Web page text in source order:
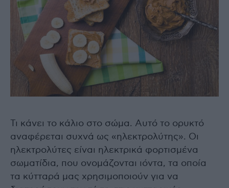
Τι κάνει το κάλιο στο σώμα. Αυτό το ορυκτό
αναφέρεται συχνά ως «ηλεκτρολύτης». Οι
ηλεκτρολύτες είναι ηλεκτρικά φορτισμένα
σωματίδια, που ονομάζονται ιόντα, τα οποία
τα κύτταρά μας χρησιμοποιούν για να